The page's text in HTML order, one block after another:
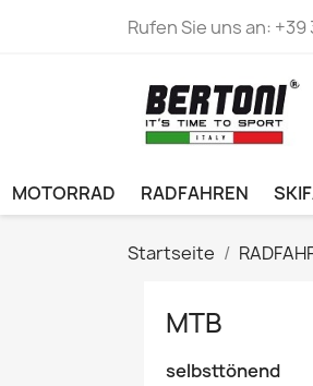
Rufen Sie uns an: +39
MOTORRAD RADFAHREN
Startseite
MTB
selbsttönend